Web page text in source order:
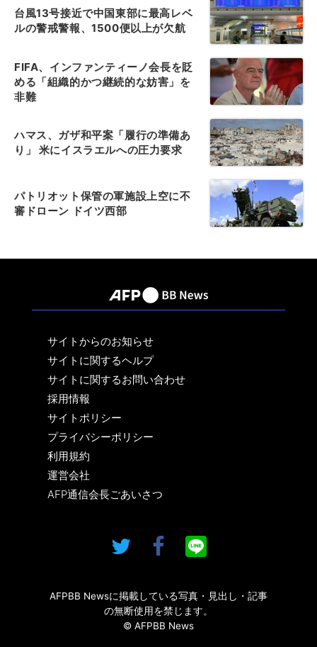
台風13号接近で中国東部に最高レベ
ルの警戒警報、1500便以上が欠航
FIFA、インファンティーノ会長を貶
める「組織的かつ継続的な妨害」を
非難
ハマス、ガザ和平案「履行の準備あ
り」 米にイスラエルへの圧力要求
パトリオット保管の軍施設上空に不
審ドローン ドイツ西部
サイトからのお知らせ
サイトに関するヘルプ
サイトに関するお問い合わせ
採用情報
サイトポリシー
プライバシーポリシー
利用規約
運営会社
AFP通信会長ごあいさつ
AFPBB Newsに掲載している写真・見出し・記事
の無断使用を禁じます。
© AFPBB News